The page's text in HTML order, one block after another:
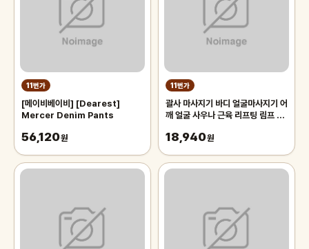
11번가
[메이비베이비] [Dearest]
Mercer Denim Pants
56,120원
11번가
괄사 마사지기 바디 얼굴마사지기 어
깨 얼굴 사우나 근육 리프팅 림프 1
18,940원